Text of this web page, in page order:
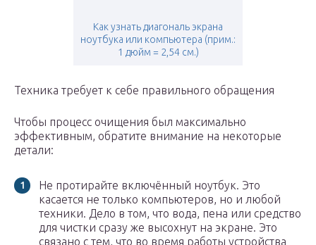
Как узнать диагональ экрана
ноутбука или компьютера (прим.:
1 дюйм = 2,54 см.)
Техника требует к себе правильного обращения
Чтобы процесс очищения был максимально
эффективным, обратите внимание на некоторые
детали:
Не протирайте включённый ноутбук. Это
касается не только компьютеров, но и любой
техники. Дело в том, что вода, пена или средство
для чистки сразу же высохнут на экране. Это
связано с тем, что во время работы устройства